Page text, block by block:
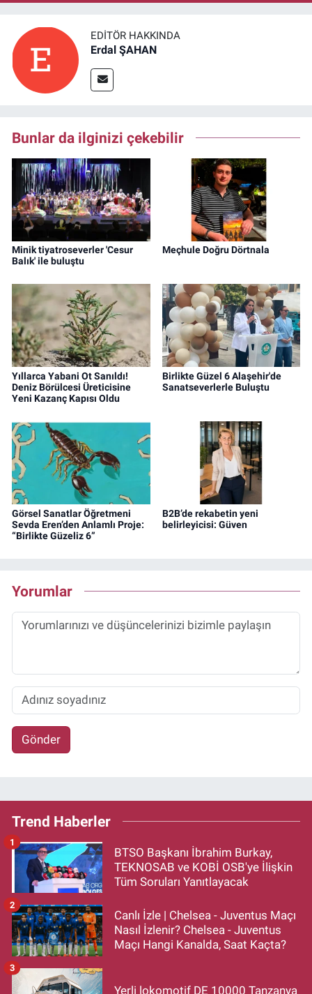
EDITÖR HAKKINDA
Erdal ŞAHAN
Bunlar da ilginizi çekebilir
Minik tiyatroseverler 'Cesur
Balık' ile buluştu
Meçhule Doğru Dörtnala
Yıllarca Yabani Ot Sanıldı!
Deniz Börülcesi Üreticisine
Yeni Kazanç Kapısı Oldu
Birlikte Güzel 6 Alaşehir'de
Sanatseverlerle Buluştu
Görsel Sanatlar Öğretmeni
Sevda Eren’den Anlamlı Proje:
“Birlikte Güzeliz 6”
B2B’de rekabetin yeni
belirleyicisi: Güven
Yorumlar
Gönder
Trend Haberler
BTSO Başkanı İbrahim Burkay,
TEKNOSAB ve KOBİ OSB'ye İlişkin
Tüm Soruları Yanıtlayacak
1
Canlı İzle | Chelsea - Juventus Maçı
Nasıl İzlenir? Chelsea - Juventus
Maçı Hangi Kanalda, Saat Kaçta?
2
Yerli lokomotif DE 10000 Tanzanya
3